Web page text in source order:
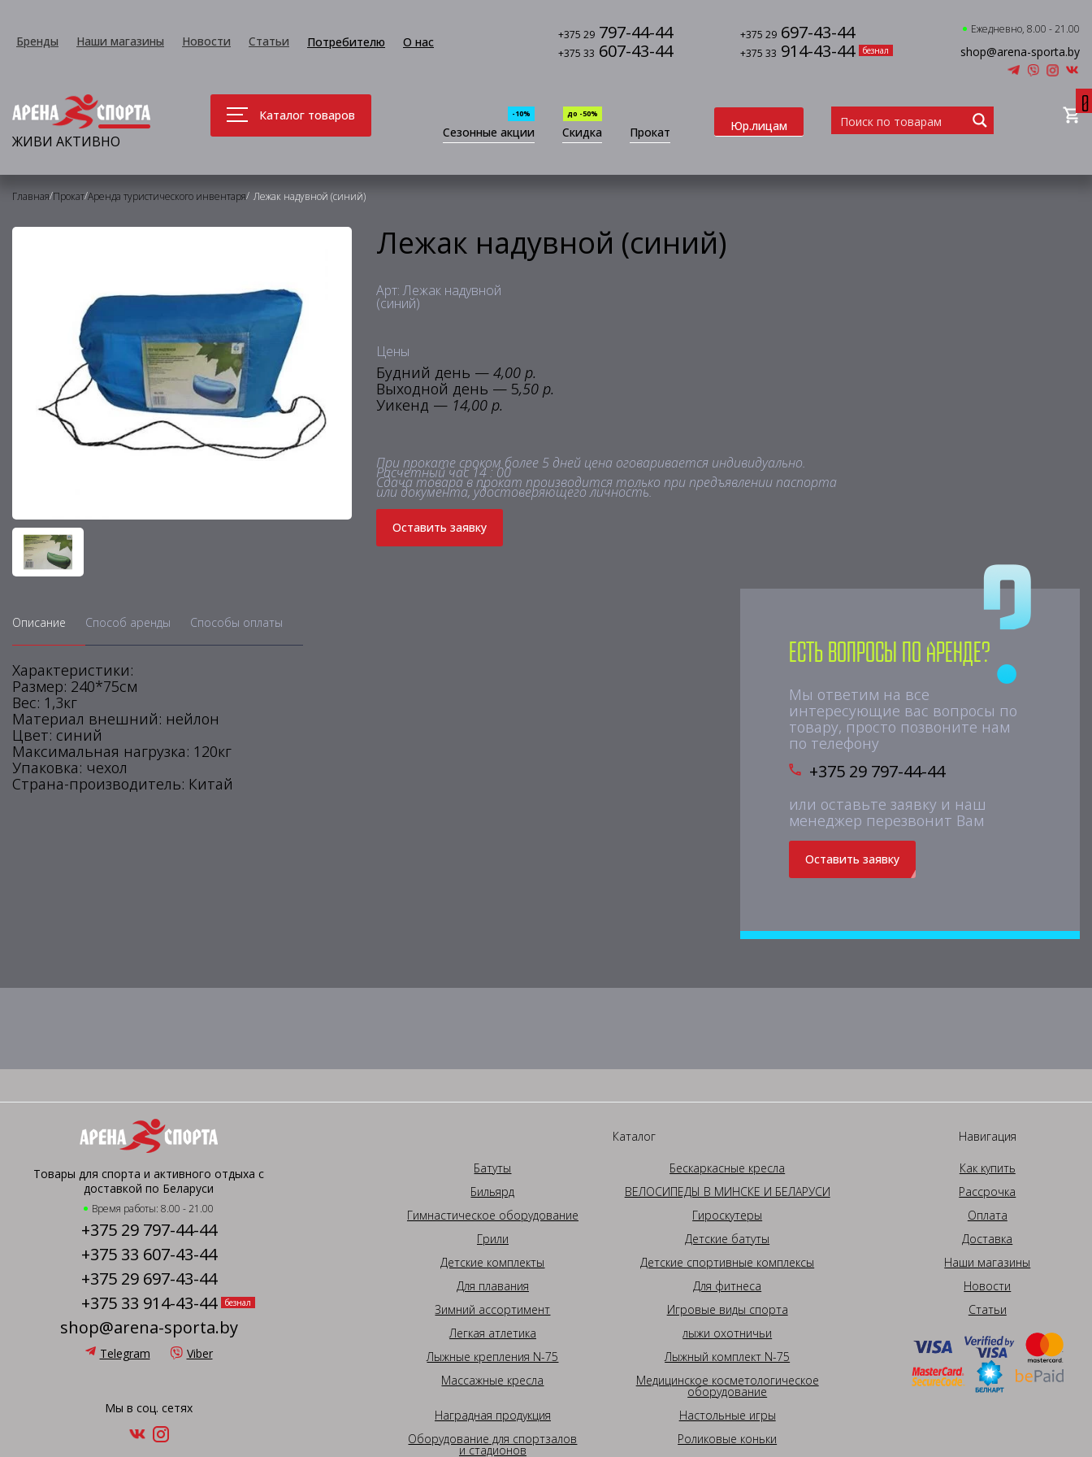
Бренды Наши магазины Новости Статьи Потребителю О нас +375 29 797-44-44 +375 29 697-43-44
+375 33 607-43-44 +375 33 914-43-44 безнал
Ежедневно, 8.00 - 21.00
shop@arena-sporta.by
ЖИВИ АКТИВНО
Каталог товаров
Сезонные акции
-10%
Скидка
до -50%
Прокат Юр.лицам
0
Главная/Прокат/Аренда туристического инвентаря/ Лежак надувной (синий)
Лежак надувной (синий)
Арт: Лежак надувной
(синий)
Цены
Будний день — 4,00 р.
Выходной день — 5,50 р.
Уикенд — 14,00 р.
При прокате сроком более 5 дней цена оговаривается индивидуально.
Расчетный час 14 : 00
Сдача товара в прокат производится только при предъявлении паспорта
или документа, удостоверяющего личность.
Оставить заявку
Описание Способ аренды Способы оплаты
Характеристики:
Размер: 240*75см
Вес: 1,3кг
Материал внешний: нейлон
Цвет: синий
Максимальная нагрузка: 120кг
Упаковка: чехол
Страна-производитель: Китай
Есть вопросы по аренде?
Мы ответим на все
интересующие вас вопросы по
товару, просто позвоните нам
по телефону
+375 29 797-44-44
или оставьте заявку и наш
менеджер перезвонит Вам
Оставить заявку
Товары для спорта и активного отдыха с
доставкой по Беларуси
Время работы: 8.00 - 21.00
+375 29 797-44-44
+375 33 607-43-44
+375 29 697-43-44
+375 33 914-43-44
безнал
shop@arena-sporta.by
Telegram Viber
Мы в соц. сетях
Каталог
Батуты
Бескаркасные кресла
Бильярд
ВЕЛОСИПЕДЫ В МИНСКЕ И БЕЛАРУСИ
Гимнастическое оборудование
Гироскутеры
Грили
Детские батуты
Детские комплекты
Детские спортивные комплексы
Для плавания
Для фитнеса
Зимний ассортимент
Игровые виды спорта
Легкая атлетика
лыжи охотничьи
Лыжные крепления N-75
Лыжный комплект N-75
Массажные кресла
Медицинское косметологическое
оборудование
Наградная продукция
Настольные игры
Оборудование для спортзалов
и стадионов
Роликовые коньки
Навигация
Как купить
Рассрочка
Оплата
Доставка
Наши магазины
Новости
Статьи